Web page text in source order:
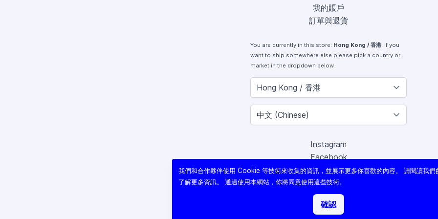
我的賬戶
訂單與退貨
You are currently in this store: Hong Kong / 香港. If you
want to ship somewhere else please pick a country or
market in the dropdown below.
Instagram
Facebook
X (Twitter)
Youtube
Lomography
我們和合作夥伴使用 Cookie 等技術來收集的資訊，並展示更多你喜歡的內容。 請閱讀我們
了解更多資訊。 通過使用本網站，你將同意使用這些技術。
確認